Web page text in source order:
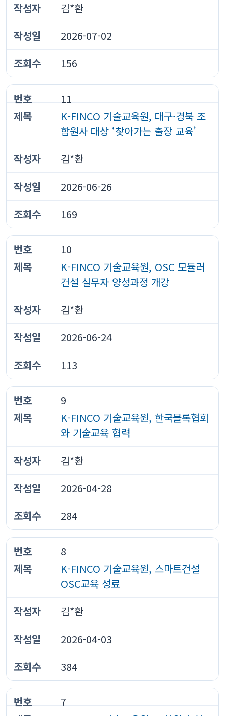
김*환
2026-07-02
156
11
K-FINCO 기술교육원, 대구·경북 조
합원사 대상 ‘찾아가는 출장 교육’
김*환
2026-06-26
169
10
K-FINCO 기술교육원, OSC 모듈러
건설 실무자 양성과정 개강
김*환
2026-06-24
113
9
K-FINCO 기술교육원, 한국블록협회
와 기술교육 협력
김*환
2026-04-28
284
8
K-FINCO 기술교육원, 스마트건설
OSC교육 성료
김*환
2026-04-03
384
7